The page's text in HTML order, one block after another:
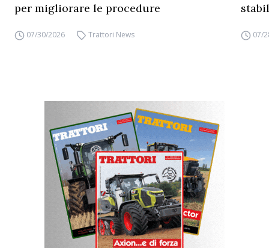
per migliorare le procedure
07/30/2026 Trattori News 07/